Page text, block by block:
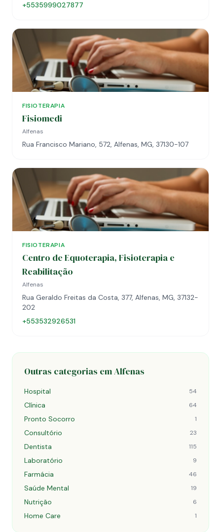
+5535999027877
FISIOTERAPIA
Fisiomedi
Alfenas
Rua Francisco Mariano, 572, Alfenas, MG, 37130-107
FISIOTERAPIA
Centro de Equoterapia, Fisioterapia e
Reabilitação
Alfenas
Rua Geraldo Freitas da Costa, 377, Alfenas, MG, 37132-
202
+553532926531
Outras categorias em Alfenas
Hospital 54
Clínica 64
Pronto Socorro 1
Consultório 23
Dentista 115
Laboratório 9
Farmácia 46
Saúde Mental 19
Nutrição 6
Home Care 1